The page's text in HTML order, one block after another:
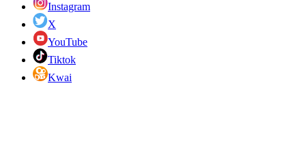
Instagram
X
YouTube
Tiktok
Kwai